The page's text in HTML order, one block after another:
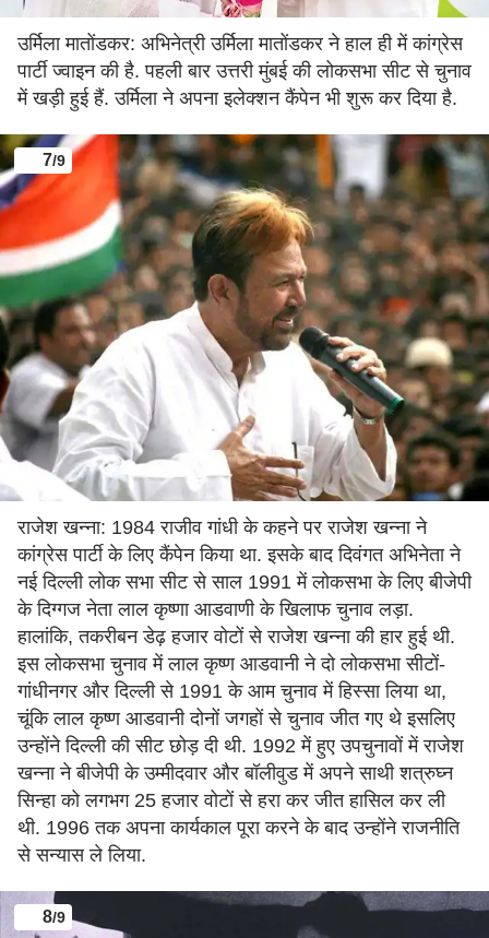
उर्मिला मातोंडकर: अभिनेत्री उर्मिला मातोंडकर ने हाल ही में कांग्रेस
पार्टी ज्वाइन की है. पहली बार उत्तरी मुंबई की लोकसभा सीट से चुनाव
में खड़ी हुई हैं. उर्मिला ने अपना इलेक्शन कैंपेन भी शुरू कर दिया है.
7/9
राजेश खन्ना: 1984 राजीव गांधी के कहने पर राजेश खन्ना ने
कांग्रेस पार्टी के लिए कैंपेन किया था. इसके बाद दिवंगत अभिनेता ने
नई दिल्ली लोक सभा सीट से साल 1991 में लोकसभा के लिए बीजेपी
के दिग्गज नेता लाल कृष्णा आडवाणी के खिलाफ चुनाव लड़ा.
हालांकि, तकरीबन डेढ़ हजार वोटों से राजेश खन्ना की हार हुई थी.
इस लोकसभा चुनाव में लाल कृष्ण आडवानी ने दो लोकसभा सीटों-
गांधीनगर और दिल्ली से 1991 के आम चुनाव में हिस्सा लिया था,
चूंकि लाल कृष्ण आडवानी दोनों जगहों से चुनाव जीत गए थे इसलिए
उन्होंने दिल्ली की सीट छोड़ दी थी. 1992 में हुए उपचुनावों में राजेश
खन्ना ने बीजेपी के उम्मीदवार और बॉलीवुड में अपने साथी शत्रुघ्न
सिन्हा को लगभग 25 हजार वोटों से हरा कर जीत हासिल कर ली
थी. 1996 तक अपना कार्यकाल पूरा करने के बाद उन्होंने राजनीति
से सन्यास ले लिया.
8/9